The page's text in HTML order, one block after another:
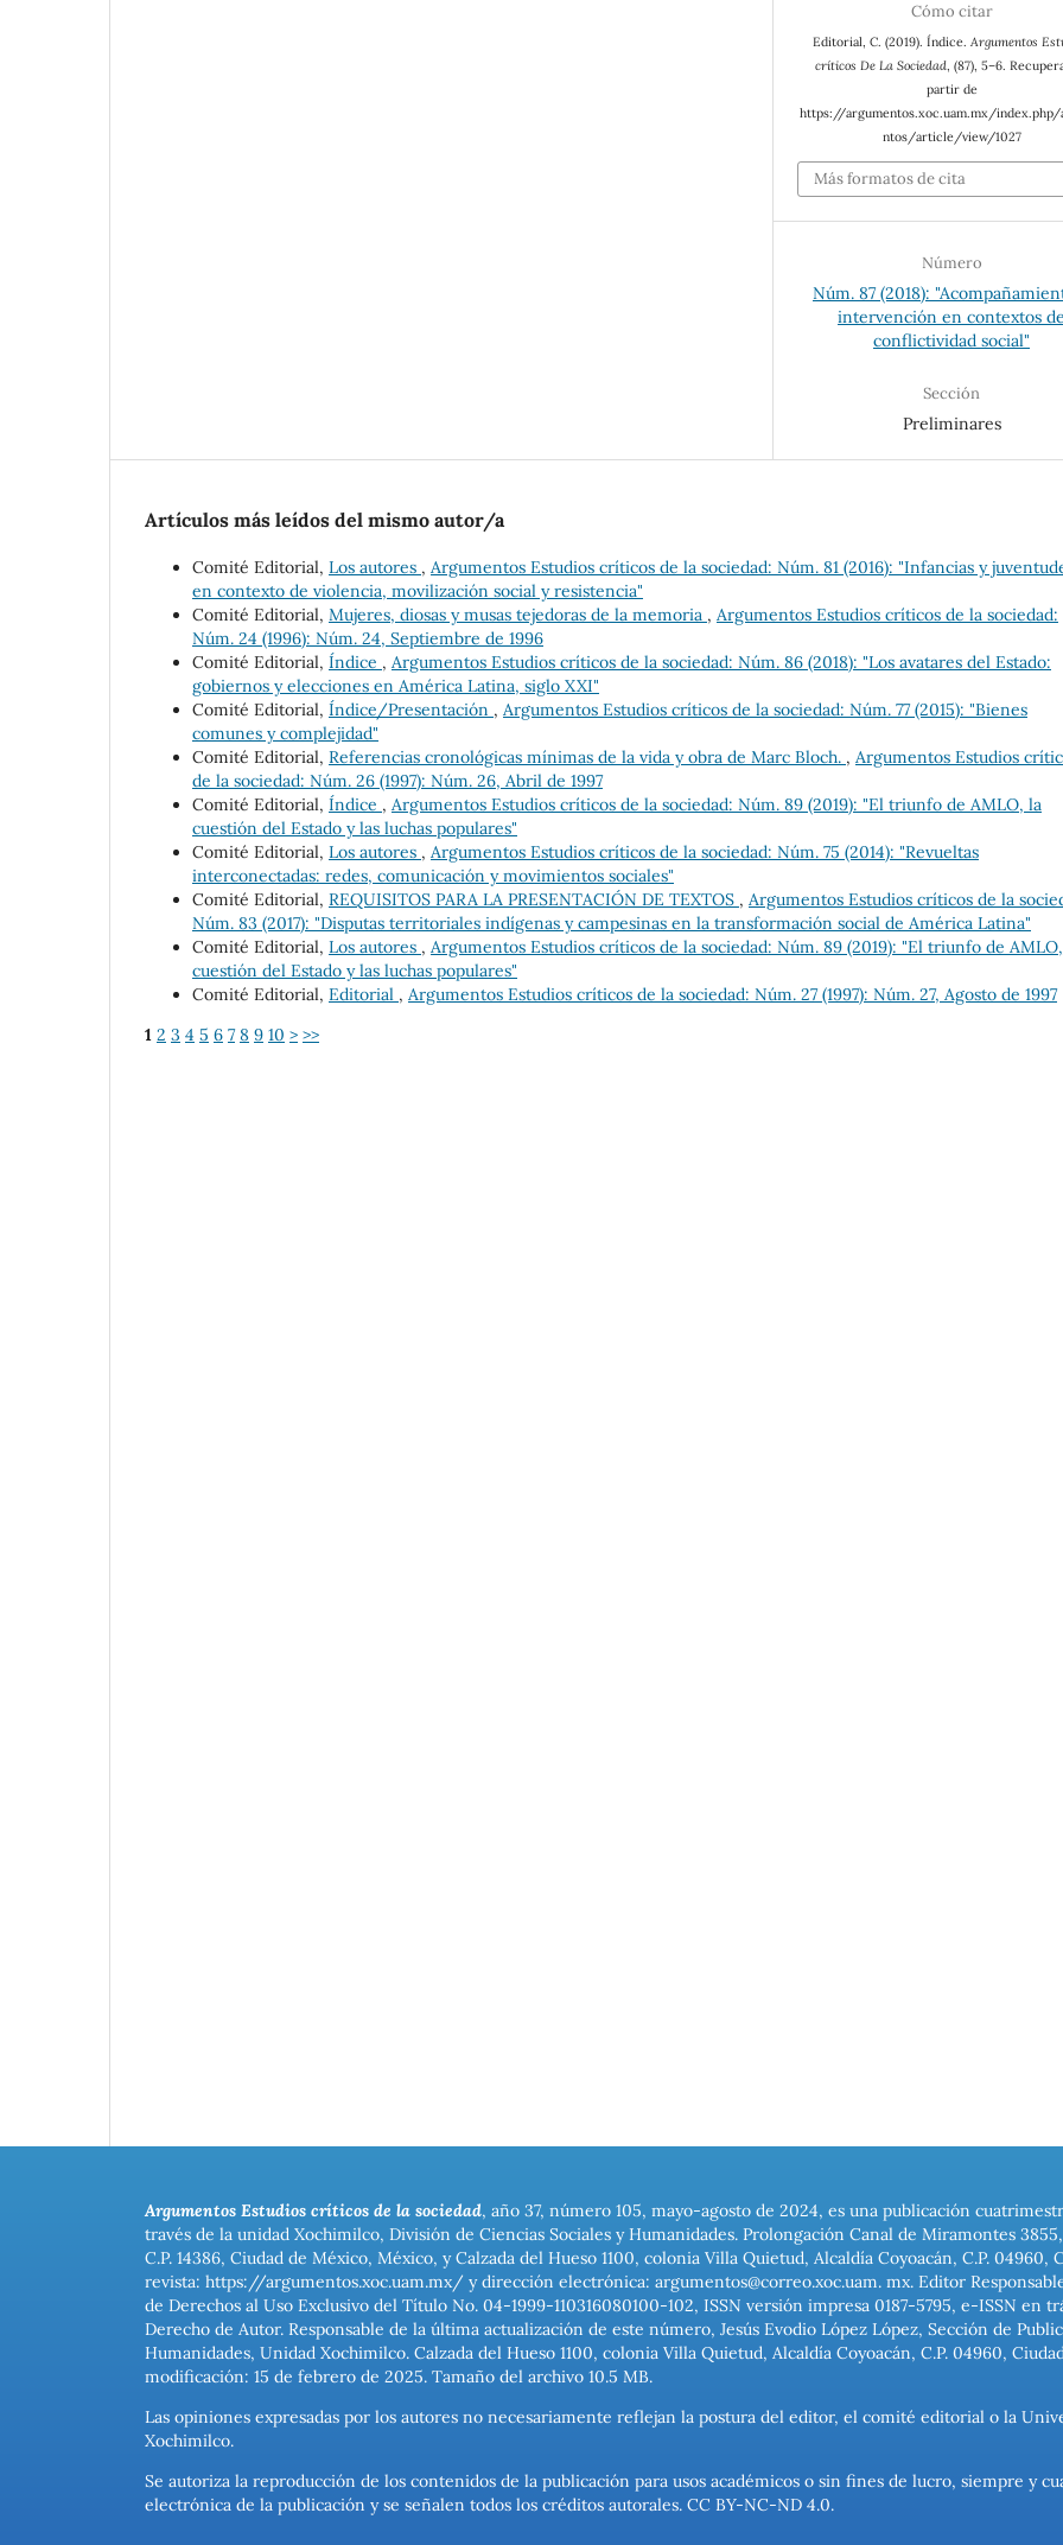
Cómo citar
Editorial, C. (2019). Índice. Argumentos
críticos De La Sociedad, (87), 5–6.
partir de
https://argumentos.xoc.uam.mx/index.php/
ntos/article/view/1027
Más formatos de cita
Número
Núm. 87 (2018):
intervención en contextos de
conflictividad social"
Sección
Preliminares
Artículos más leídos del mismo autor/a
Comité Editorial, Los autores , Argumentos Estudios críticos de la sociedad: Núm. 81 (2016): "Infancias y
en contexto de violencia, movilización social y resistencia"
Comité Editorial, Mujeres, diosas y musas tejedoras de la memoria , Argumentos Estudios críticos de la sociedad:
Núm. 24 (1996): Núm. 24, Septiembre de 1996
Comité Editorial, Índice , Argumentos Estudios críticos de la sociedad: Núm. 86 (2018): "Los avatares del Estado:
gobiernos y elecciones en América Latina, siglo XXI"
Comité Editorial, Índice/Presentación , Argumentos Estudios críticos de la sociedad: Núm. 77 (2015): "Bienes
comunes y complejidad"
Comité Editorial, Referencias cronológicas mínimas de la vida y obra de Marc Bloch. , Argumentos Estudios
de la sociedad: Núm. 26 (1997): Núm. 26, Abril de 1997
Comité Editorial, Índice , Argumentos Estudios críticos de la sociedad: Núm. 89 (2019): "El triunfo de AMLO, la
cuestión del Estado y las luchas populares"
Comité Editorial, Los autores , Argumentos Estudios críticos de la sociedad: Núm. 75 (2014): "Revueltas
interconectadas: redes, comunicación y movimientos sociales"
Comité Editorial, REQUISITOS PARA LA PRESENTACIÓN DE TEXTOS , Argumentos Estudios críticos de la
Núm. 83 (2017): "Disputas territoriales indígenas y campesinas en la transformación social de América Latina"
Comité Editorial, Los autores , Argumentos Estudios críticos de la sociedad: Núm. 89 (2019): "El triunfo de
cuestión del Estado y las luchas populares"
Comité Editorial, Editorial , Argumentos Estudios críticos de la sociedad: Núm. 27 (1997): Núm. 27, Agosto de 1997
1 2 3 4 5 6 7 8 9 10 > >>
Argumentos Estudios críticos de la sociedad, año 37, número 105, mayo-agosto de 2024, es una publicación
través de la unidad Xochimilco, División de Ciencias Sociales y Humanidades. Prolongación Canal de Miramontes
C.P. 14386, Ciudad de México, México, y Calzada del Hueso 1100, colonia Villa Quietud, Alcaldía Coyoacán, C.P.
revista: https://argumentos.xoc.uam.mx/ y dirección electrónica: argumentos@correo.xoc.uam. mx. Editor
de Derechos al Uso Exclusivo del Título No. 04-1999-110316080100-102, ISSN versión impresa 0187-5795, e-ISSN
Derecho de Autor. Responsable de la última actualización de este número, Jesús Evodio López López, Sección de
Humanidades, Unidad Xochimilco. Calzada del Hueso 1100, colonia Villa Quietud, Alcaldía Coyoacán, C.P. 04960,
modificación: 15 de febrero de 2025. Tamaño del archivo 10.5 MB.
Las opiniones expresadas por los autores no necesariamente reflejan la postura del editor, el comité editorial o la
Xochimilco.
Se autoriza la reproducción de los contenidos de la publicación para usos académicos o sin fines de lucro, siempre y
electrónica de la publicación y se señalen todos los créditos autorales. CC BY-NC-ND 4.0.